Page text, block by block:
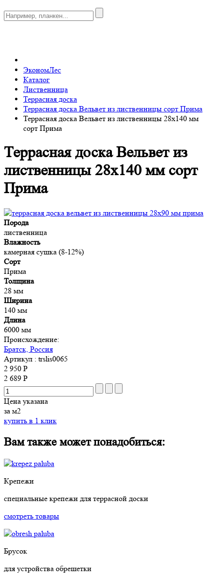
ЭкономЛес
Каталог
Лиственница
Террасная доска
Террасная доска Вельвет из лиственницы сорт Прима
Террасная доска Вельвет из лиственницы 28x140 мм
сорт Прима
Террасная доска Вельвет из
лиственницы 28x140 мм сорт
Прима
Порода
лиственница
Влажность
камерная сушка (8-12%)
Сорт
Прима
Толщина
28 мм
Ширина
140 мм
Длина
6000 мм
Происхождение:
Братск, Россия
Артикул : trslis0065
2 950 Р
2 689 Р
Цена указана
за м2
купить в 1 клик
Вам также может понадобиться:
Крепежи
специальные крепежи для террасной доски
смотреть товары
Брусок
для устройства обрешетки